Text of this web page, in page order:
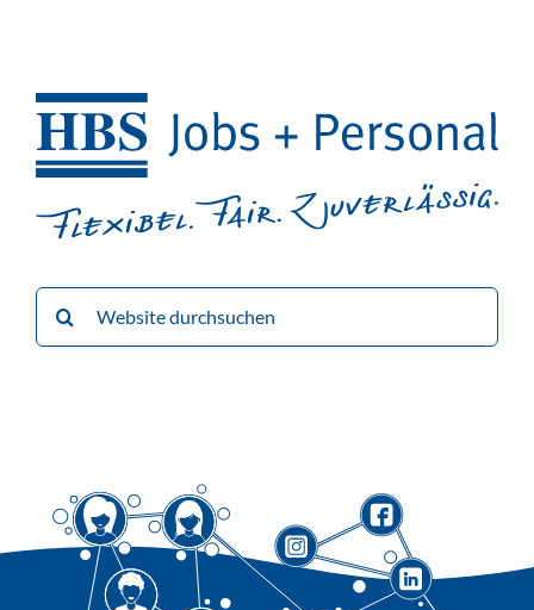
Suche
nach: